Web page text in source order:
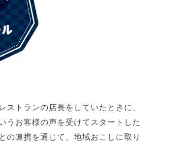
トランの店長をしていたときに、
うお客様の声を受けてスタートした
の連携を通じて、地域おこしに取り